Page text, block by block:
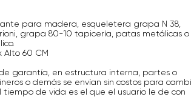
para madera, esqueletera grapa N 38,
grapa 80-10 tapicería, patas metálicas o
Alto 60 CM
garantía, en estructura interna, partes o
o demás se envían sin costos para
de vida es el que el usuario le de con